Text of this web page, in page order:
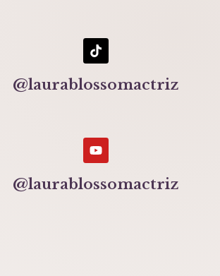
@laurablossomactriz
@laurablossomactriz